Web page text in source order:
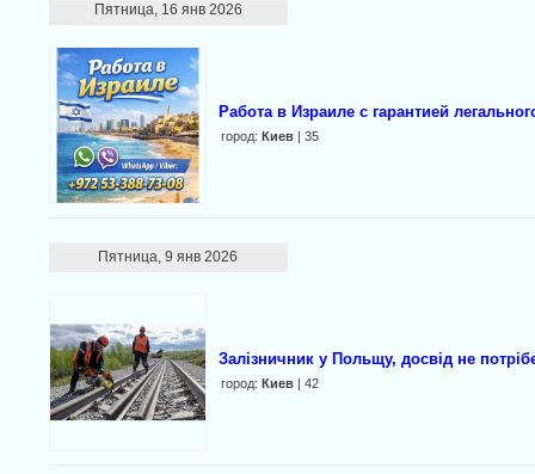
Пятница, 16 янв 2026
Работа в Израиле с гарантией
город: Киев| 35
Пятница, 9 янв 2026
Залізничник у Польщу, досвід не
город: Киев| 42